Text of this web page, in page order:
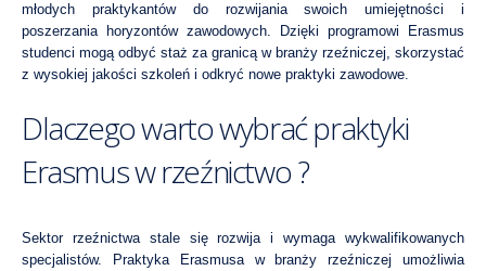
młodych praktykantów do rozwijania swoich umiejętności i
poszerzania horyzontów zawodowych. Dzięki programowi Erasmus
studenci mogą odbyć staż za granicą w branży rzeźniczej, skorzystać
z wysokiej jakości szkoleń i odkryć nowe praktyki zawodowe.
Dlaczego warto wybrać praktyki
Erasmus w rzeźnictwo ?
Sektor rzeźnictwa stale się rozwija i wymaga wykwalifikowanych
specjalistów. Praktyka Erasmusa w branży rzeźniczej umożliwia